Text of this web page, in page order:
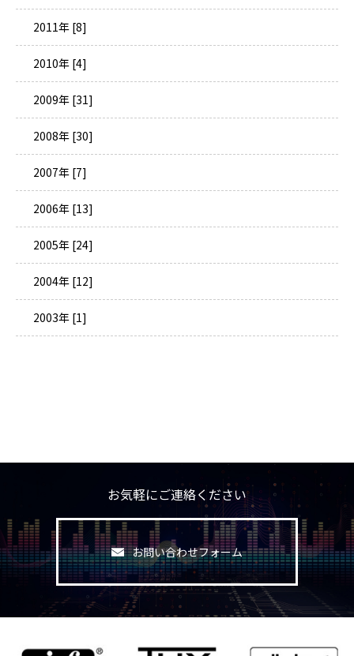
2011年 [8]
2010年 [4]
2009年 [31]
2008年 [30]
2007年 [7]
2006年 [13]
2005年 [24]
2004年 [12]
2003年 [1]
お気軽にご連絡ください
お問い合わせフォーム